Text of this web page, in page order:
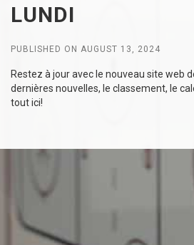
LUNDI
PUBLISHED ON AUGUST 13, 2024
Restez à jour avec le nouveau site web
dernières nouvelles, le classement, le
tout ici!